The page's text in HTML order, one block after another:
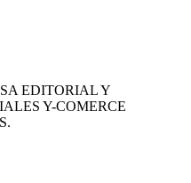
EDITORIALY
Y-COMERCE